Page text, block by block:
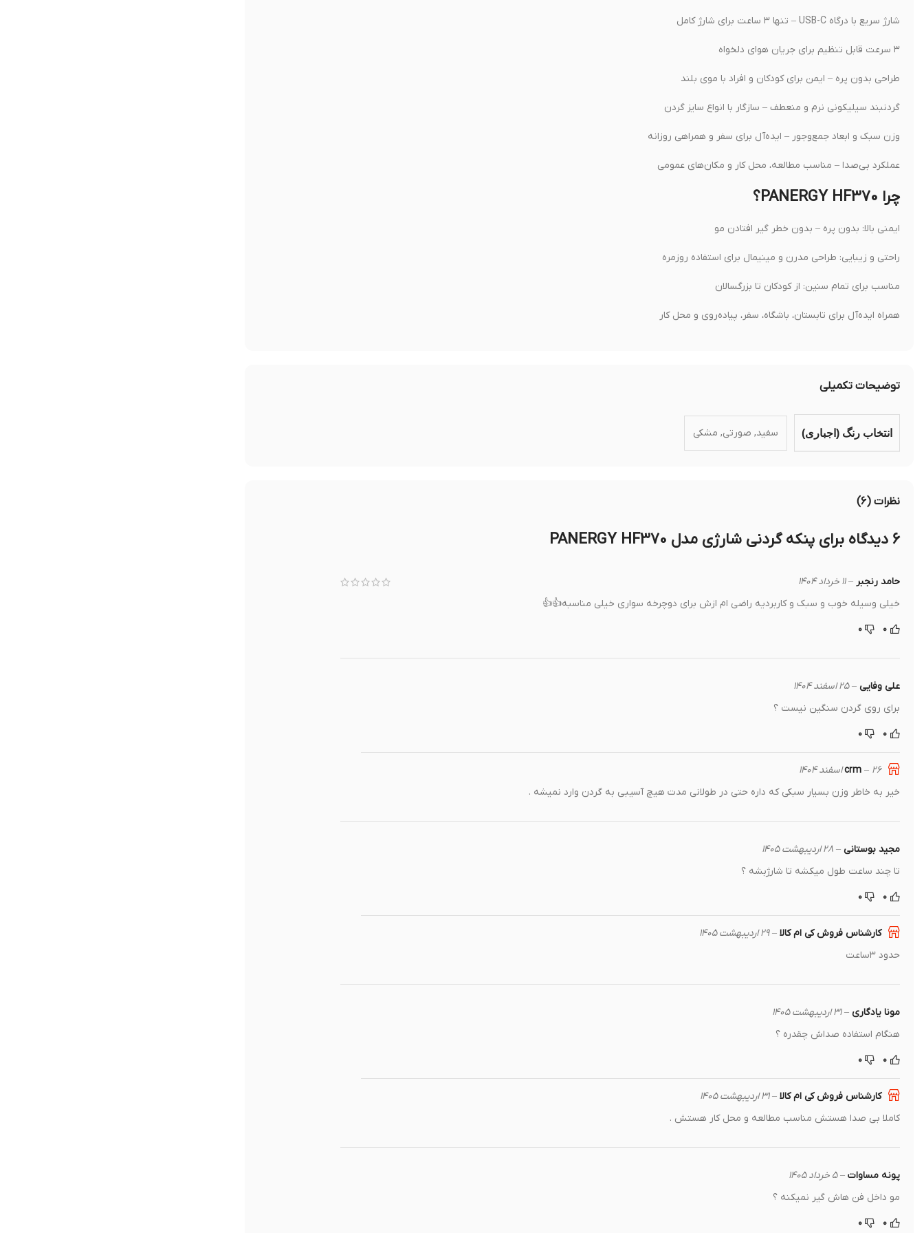
شارژ سریع با درگاه USB-C – تنها ۳ ساعت برای شارژ کامل
۳ سرعت قابل تنظیم برای جریان هوای دلخواه
طراحی بدون پره – ایمن برای کودکان و افراد با موی بلند
گردنبند سیلیکونی نرم و منعطف – سازگار با انواع سایز گردن
وزن سبک و ابعاد جمع‌وجور – ایده‌آل برای سفر و همراهی روزانه
عملکرد بی‌صدا – مناسب مطالعه، محل کار و مکان‌های عمومی
چرا PANERGY HF370؟
ایمنی بالا: بدون پره – بدون خطر گیر افتادن مو
راحتی و زیبایی: طراحی مدرن و مینیمال برای استفاده روزمره
مناسب برای تمام سنین: از کودکان تا بزرگسالان
همراه ایده‌آل برای تابستان، باشگاه، سفر، پیاده‌روی و محل کار
توضیحات تکمیلی
انتخاب رنگ (اجباری) سفید, صورتی, مشکی
نظرات (۶)
۶ دیدگاه برای پنکه گردنی شارژی مدل PANERGY HF370
حامد رنجبر – ۱۱ خرداد ۱۴۰۴
خیلی وسیله خوب و سبک و کاربردیه راضی ام ازش برای دوچرخه سواری خیلی مناسبه👍👍
۰
۰
علی وفایی – ۲۵ اسفند ۱۴۰۴
برای روی گردن سنگین نیست ؟
۰
۰
crm
– ۲۶ اسفند ۱۴۰۴
خیر به خاطر وزن بسیار سبکی که داره حتی در طولانی مدت هیچ آسیبی به گردن وارد نمیشه .
مجید بوستانی – ۲۸ اردیبهشت ۱۴۰۵
تا چند ساعت طول میکشه تا شارژبشه ؟
۰
۰
کارشناس فروش کی ام کالا – ۲۹ اردیبهشت ۱۴۰۵
حدود ۳ساعت
مونا یادگاری – ۳۱ اردیبهشت ۱۴۰۵
هنگام استفاده صداش چقدره ؟
۰
۰
کارشناس فروش کی ام کالا – ۳۱ اردیبهشت ۱۴۰۵
کاملا بی صدا هستش مناسب مطالعه و محل کار هستش .
پونه مساوات – ۵ خرداد ۱۴۰۵
مو داخل فن هاش گیر نمیکنه ؟
۰
۰